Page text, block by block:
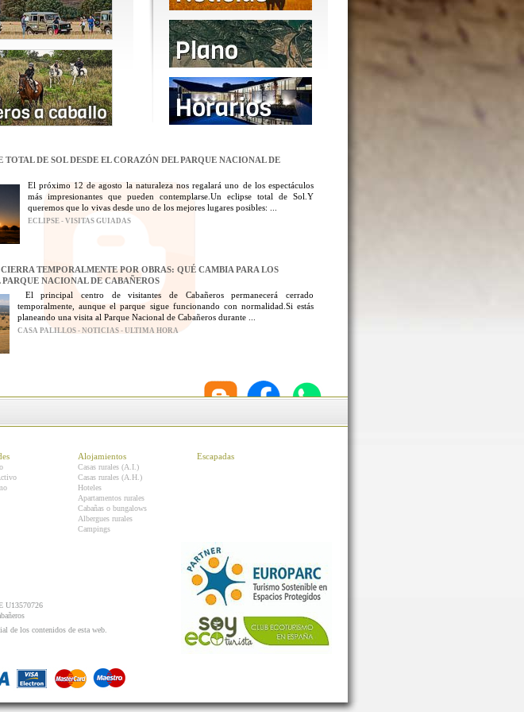
TOTAL DE SOL DESDE EL CORAZÓN DEL PARQUE NACIONAL DE
El próximo 12 de agosto la naturaleza nos regalará uno de los espectáculos
más impresionantes que pueden contemplarse.Un eclipse total de Sol.Y
queremos que lo vivas desde uno de los mejores lugares posibles: ...
ECLIPSE - VISITAS GUIADAS
TEMPORALMENTE POR OBRAS: QUÉ CAMBIA PARA LOS
PARQUE NACIONAL DE CABAÑEROS
El principal centro de visitantes de Cabañeros permanecerá cerrado
temporalmente, aunque el parque sigue funcionando con normalidad.Si estás
planeando una visita al Parque Nacional de Cabañeros durante ...
CASA PALILLOS - NOTICIAS - ULTIMA HORA
Alojamientos
Casas rurales (A.I.)
Casas rurales (A.H.)
Hoteles
Apartamentos rurales
Cabañas o bungalows
Albergues rurales
Campings
Escapadas
U13570726
de los contenidos de esta web.